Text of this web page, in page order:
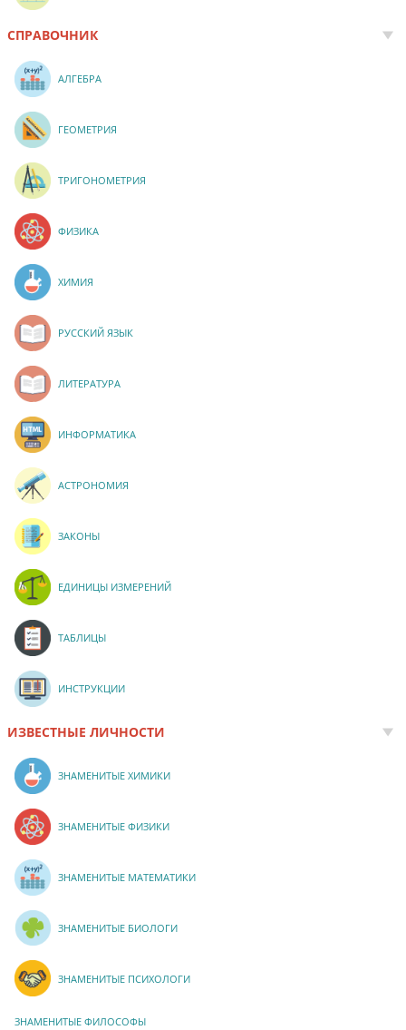
СПРАВОЧНИК
АЛГЕБРА
ГЕОМЕТРИЯ
ТРИГОНОМЕТРИЯ
ФИЗИКА
ХИМИЯ
РУССКИЙ ЯЗЫК
ЛИТЕРАТУРА
ИНФОРМАТИКА
АСТРОНОМИЯ
ЗАКОНЫ
ЕДИНИЦЫ ИЗМЕРЕНИЙ
ТАБЛИЦЫ
ИНСТРУКЦИИ
ИЗВЕСТНЫЕ ЛИЧНОСТИ
ЗНАМЕНИТЫЕ ХИМИКИ
ЗНАМЕНИТЫЕ ФИЗИКИ
ЗНАМЕНИТЫЕ МАТЕМАТИКИ
ЗНАМЕНИТЫЕ БИОЛОГИ
ЗНАМЕНИТЫЕ ПСИХОЛОГИ
ЗНАМЕНИТЫЕ ФИЛОСОФЫ